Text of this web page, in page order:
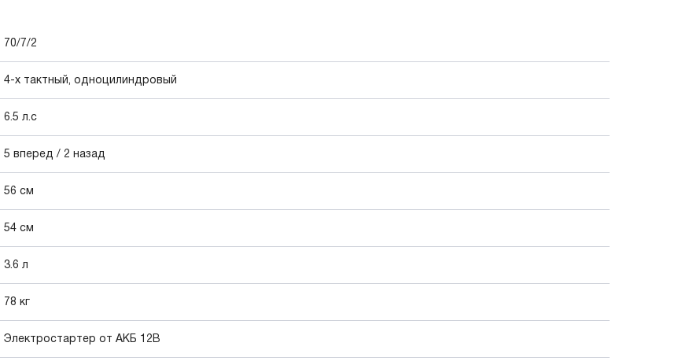
70/7/2
4-х тактный, одноцилиндровый
6.5 л.с
5 вперед / 2 назад
56 см
54 см
3.6 л
78 кг
Электростартер от АКБ 12В